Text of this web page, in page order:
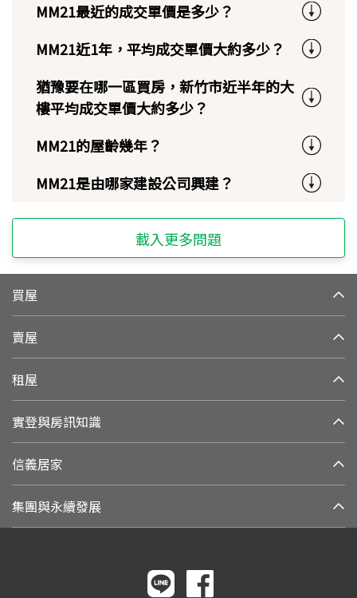
MM21最近的成交單價是多少？
MM21近1年，平均成交單價大約多少？
猶豫要在哪一區買房，新竹市近半年的大
樓平均成交單價大約多少？
MM21的屋齡幾年？
MM21是由哪家建設公司興建？
載入更多問題
買屋
賣屋
租屋
實登與房訊知識
信義居家
集團與永續發展